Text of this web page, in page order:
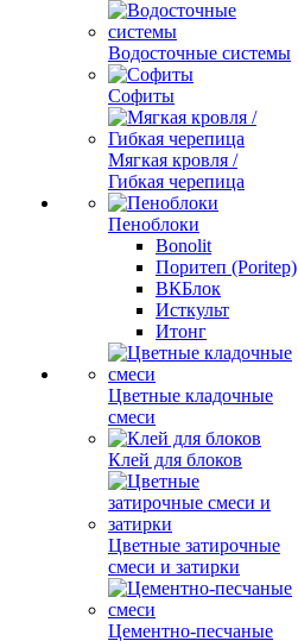
Водосточные системы
Софиты
Мягкая кровля /
Гибкая черепица
Пеноблоки
Bonolit
Поритеп (Poritep)
ВКБлок
Исткульт
Итонг
Цветные кладочные
смеси
Клей для блоков
Цветные затирочные
смеси и затирки
Цементно-песчаные